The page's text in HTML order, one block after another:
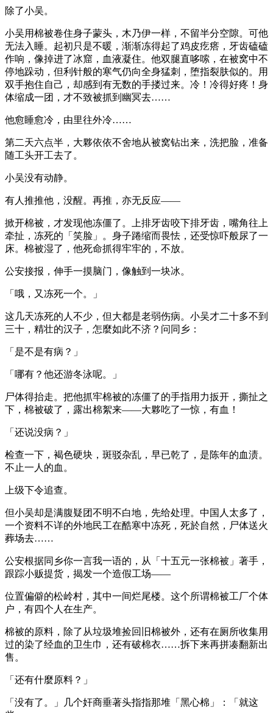
除了小吴。
小吴用棉被卷住身子蒙头，木乃伊一样，不留半分空隙。可他
无法入睡。起初只是不暖，渐渐冻得起了鸡皮疙瘩，牙齿磕磕
作响，像掉进了冰窟，血液凝住。他双腿直哆嗦，在被窝中不
停地跺动，但利针般的寒气仍向全身猛刺，堕指裂肤似的。用
双手抱住自己，却感到有无数的手搂过来。冷！冷得好疼！身
体缩成一团，才不致被抓到幽冥去……
他愈睡愈冷，由里往外冷……
第二天六点半，大夥依依不舍地从被窝钻出来，洗把脸，准备
随工头开工去了。
小吴没有动静。
有人推推他，没醒。再推，亦无反应——
掀开棉被，才发现他冻僵了。上排牙齿咬下排牙齿，嘴角往上
牵扯，冻死的「笑脸」。身子踡缩而畏怯，还受惊吓般尿了一
床。棉被湿了，他死命抓得牢牢的，不放。
公安接报，伸手一摸脑门，像触到一块冰。
「哦，又冻死一个。」
这几天冻死的人不少，但大都是老弱伤病。小吴才二十多不到
三十，精壮的汉子，怎麼如此不济？问同乡：
「是不是有病？」
「哪有？他还游冬泳呢。」
尸体得抬走。把他抓牢棉被的冻僵了的手指用力扳开，撕扯之
下，棉被破了，露出棉絮来——大夥吃了一惊，有血！
「还说没病？」
检查一下，褐色硬块，斑驳杂乱，早已乾了，是陈年的血渍。
不止一人的血。
上级下令追查。
但小吴却是满腹疑团不明不白地，先给处理。中国人太多了，
一个资料不详的外地民工在酷寒中冻死，死於自然，尸体送火
葬场去……
公安根据同乡你一言我一语的，从「十五元一张棉被」著手，
跟踪小贩提货，揭发一个造假工场——
位置偏僻的松岭村，其中一间烂尾楼。这个所谓棉被工厂个体
户，有四个人在生产。
棉被的原料，除了从垃圾堆捡回旧棉被外，还有在厕所收集用
过的染了经血的卫生巾，还有破棉衣……拆下来再拼凑翻新出
售。
「还有什麼原料？」
「没有了。」几个奸商垂著头指指那堆「黑心棉」：「就这